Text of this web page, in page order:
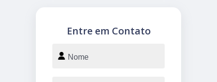
Entre em Contato